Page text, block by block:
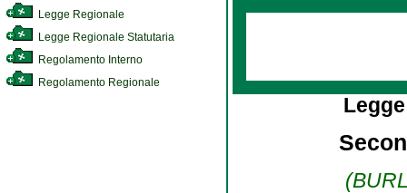
Legge Regionale
Legge Regionale Statutaria
Regolamento Interno
Regolamento Regionale